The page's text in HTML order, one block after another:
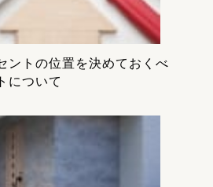
ントの位置を決めておくべ
について